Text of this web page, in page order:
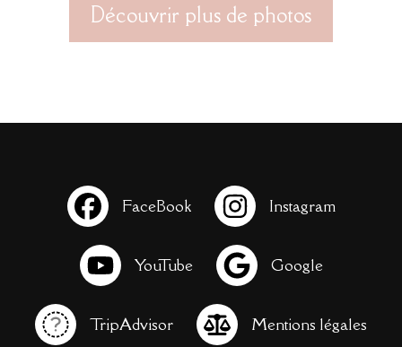
Découvrir plus de photos